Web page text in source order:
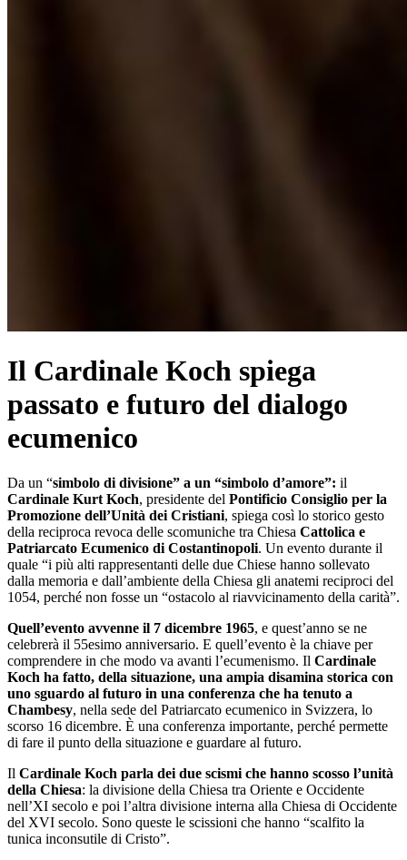
Il Cardinale Koch spiega
passato e futuro del dialogo
ecumenico
Da un “simbolo di divisione” a un “simbolo d’amore”: il
Cardinale Kurt Koch, presidente del Pontificio Consiglio per la
Promozione dell’Unità dei Cristiani, spiega così lo storico gesto
della reciproca revoca delle scomuniche tra Chiesa Cattolica e
Patriarcato Ecumenico di Costantinopoli. Un evento durante il
quale “i più alti rappresentanti delle due Chiese hanno sollevato
dalla memoria e dall’ambiente della Chiesa gli anatemi reciproci del
1054, perché non fosse un “ostacolo al riavvicinamento della carità”.
Quell’evento avvenne il 7 dicembre 1965, e quest’anno se ne
celebrerà il 55esimo anniversario. E quell’evento è la chiave per
comprendere in che modo va avanti l’ecumenismo. Il Cardinale
Koch ha fatto, della situazione, una ampia disamina storica con
uno sguardo al futuro in una conferenza che ha tenuto a
Chambesy, nella sede del Patriarcato ecumenico in Svizzera, lo
scorso 16 dicembre. È una conferenza importante, perché permette
di fare il punto della situazione e guardare al futuro.
Il Cardinale Koch parla dei due scismi che hanno scosso l’unità
della Chiesa: la divisione della Chiesa tra Oriente e Occidente
nell’XI secolo e poi l’altra divisione interna alla Chiesa di Occidente
del XVI secolo. Sono queste le scissioni che hanno “scalfito la
tunica inconsutile di Cristo”.